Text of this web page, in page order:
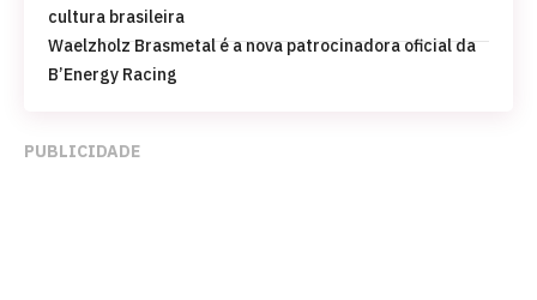
cultura brasileira
Waelzholz Brasmetal é a nova patrocinadora oficial da
B’Energy Racing
PUBLICIDADE